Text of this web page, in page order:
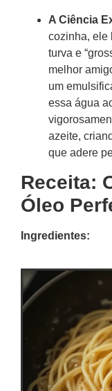
A Ciência
cozinha, ele
turva e
melhor
um
essa água
azeite,
que adere
Receita:
Óleo
Ingredientes: